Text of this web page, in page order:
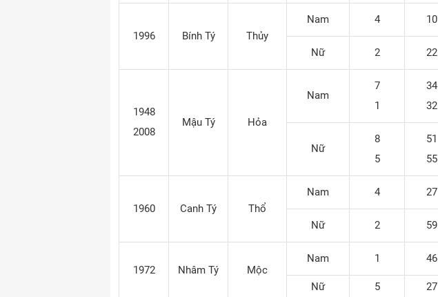
1996 Bính Tý Thủy
Nam 4 10
Nữ 2 22
1948
2008
Mậu Tý Hỏa
Nam
7
1
34
32
Nữ
8
5
51
55
1960 Canh Tý Thổ
Nam 4 27
Nữ 2 59
1972 Nhâm Tý Mộc
Nam 1 46
Nữ 5 27